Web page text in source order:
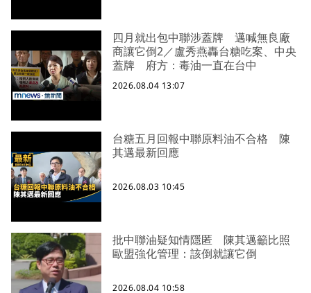
四月就出包中聯涉蓋牌 邁喊無良廠
商讓它倒2／盧秀燕轟台糖吃案、中央
蓋牌 府方：毒油一直在台中
2026.08.04 13:07
台糖五月回報中聯原料油不合格 陳
其邁最新回應
2026.08.03 10:45
批中聯油疑知情隱匿 陳其邁籲比照
歐盟強化管理：該倒就讓它倒
2026.08.04 10:58